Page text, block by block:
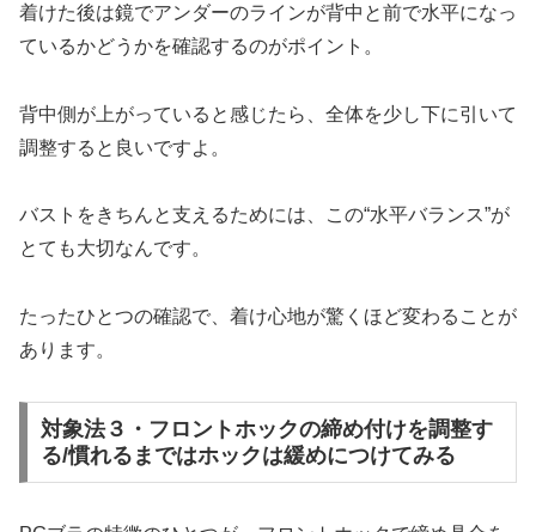
着けた後は鏡でアンダーのラインが背中と前で水平になっ
ているかどうかを確認するのがポイント。
背中側が上がっていると感じたら、全体を少し下に引いて
調整すると良いですよ。
バストをきちんと支えるためには、この“水平バランス”が
とても大切なんです。
たったひとつの確認で、着け心地が驚くほど変わることが
あります。
対象法３・フロントホックの締め付けを調整す
る/慣れるまではホックは緩めにつけてみる